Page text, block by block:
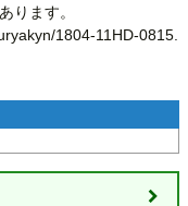
ります。
1804-11HD-0815.